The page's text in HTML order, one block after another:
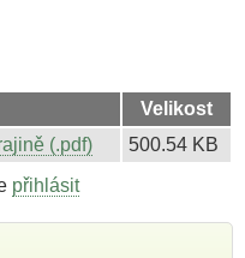
Velikost
(.pdf)
500.54 KB
přihlásit